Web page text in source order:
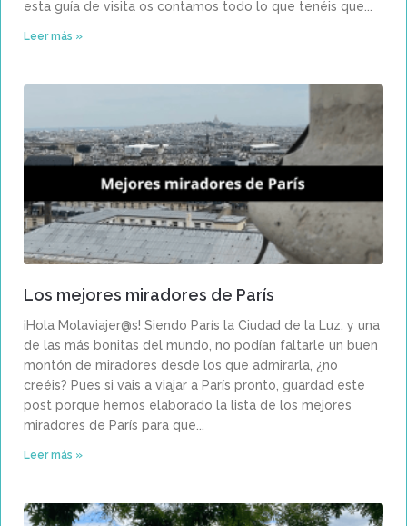
esta guía de visita os contamos todo lo que tenéis que
Leer más »
Los mejores miradores de París
¡Hola Molaviajer@s! Siendo París la Ciudad de la Luz, y una
de las más bonitas del mundo, no podían faltarle un buen
montón de miradores desde los que admirarla, ¿no
creéis? Pues si vais a viajar a París pronto, guardad este
post porque hemos elaborado la lista de los mejores
miradores de París para que
Leer más »